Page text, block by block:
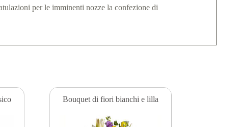
per le imminenti nozze la confezione di
Bouquet di fiori bianchi e lilla